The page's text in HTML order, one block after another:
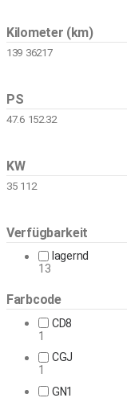
Kilometer (km)
139 36217
PS
47.6 152.32
KW
35 112
Verfügbarkeit
lagernd
13
Farbcode
CD8
1
CGJ
1
GN1